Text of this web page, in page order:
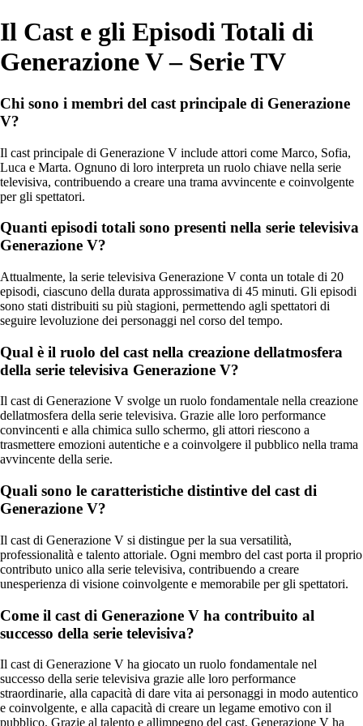
Il Cast e gli Episodi Totali di
Generazione V – Serie TV
Chi sono i membri del cast principale di Generazione
V?
Il cast principale di Generazione V include attori come Marco, Sofia,
Luca e Marta. Ognuno di loro interpreta un ruolo chiave nella serie
televisiva, contribuendo a creare una trama avvincente e coinvolgente
per gli spettatori.
Quanti episodi totali sono presenti nella serie televisiva
Generazione V?
Attualmente, la serie televisiva Generazione V conta un totale di 20
episodi, ciascuno della durata approssimativa di 45 minuti. Gli episodi
sono stati distribuiti su più stagioni, permettendo agli spettatori di
seguire levoluzione dei personaggi nel corso del tempo.
Qual è il ruolo del cast nella creazione dellatmosfera
della serie televisiva Generazione V?
Il cast di Generazione V svolge un ruolo fondamentale nella creazione
dellatmosfera della serie televisiva. Grazie alle loro performance
convincenti e alla chimica sullo schermo, gli attori riescono a
trasmettere emozioni autentiche e a coinvolgere il pubblico nella trama
avvincente della serie.
Quali sono le caratteristiche distintive del cast di
Generazione V?
Il cast di Generazione V si distingue per la sua versatilità,
professionalità e talento attoriale. Ogni membro del cast porta il proprio
contributo unico alla serie televisiva, contribuendo a creare
unesperienza di visione coinvolgente e memorabile per gli spettatori.
Come il cast di Generazione V ha contribuito al
successo della serie televisiva?
Il cast di Generazione V ha giocato un ruolo fondamentale nel
successo della serie televisiva grazie alle loro performance
straordinarie, alla capacità di dare vita ai personaggi in modo autentico
e coinvolgente, e alla capacità di creare un legame emotivo con il
pubblico. Grazie al talento e allimpegno del cast, Generazione V ha